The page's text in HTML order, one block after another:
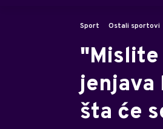
Sport Ostali sportovi
"Mislite
jenjava
šta će